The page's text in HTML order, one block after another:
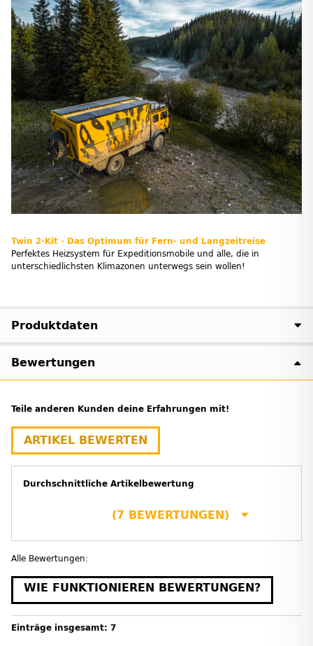
Twin 2-Kit - Das Optimum für Fern- und Langzeitreise
Perfektes Heizsystem für Expeditionsmobile und alle, die in
unterschiedlichsten Klimazonen unterwegs sein wollen!
Produktdaten
Bewertungen
Durchschnittliche Artikelbewertung
(7 BEWERTUNGEN)
Teile anderen Kunden deine Erfahrungen mit!
ARTIKEL BEWERTEN
Alle Bewertungen:
WIE FUNKTIONIEREN BEWERTUNGEN?
Einträge insgesamt: 7